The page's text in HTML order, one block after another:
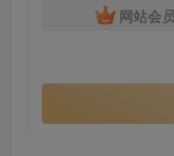
网站会员